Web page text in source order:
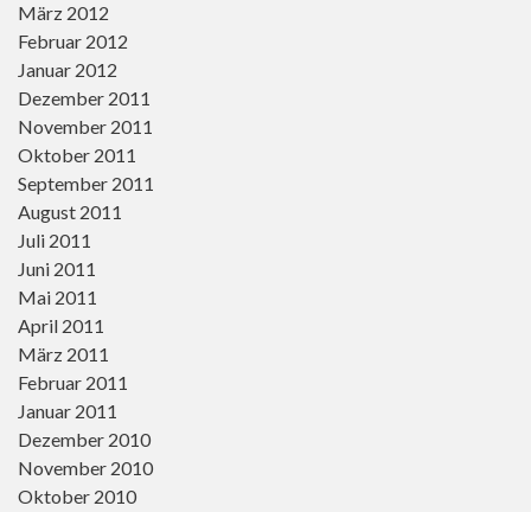
März 2012
Februar 2012
Januar 2012
Dezember 2011
November 2011
Oktober 2011
September 2011
August 2011
Juli 2011
Juni 2011
Mai 2011
April 2011
März 2011
Februar 2011
Januar 2011
Dezember 2010
November 2010
Oktober 2010